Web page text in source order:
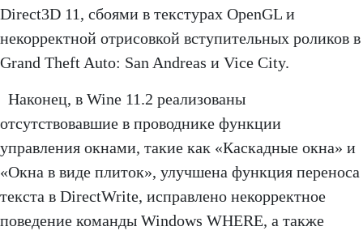
Direct3D 11, сбоями в текстурах OpenGL и
некорректной отрисовкой вступительных роликов в
Grand Theft Auto: San Andreas и Vice City.
Наконец, в Wine 11.2 реализованы
отсутствовавшие в проводнике функции
управления окнами, такие как «Каскадные окна» и
«Окна в виде плиток», улучшена функция переноса
текста в DirectWrite, исправлено некорректное
поведение команды Windows WHERE, а также